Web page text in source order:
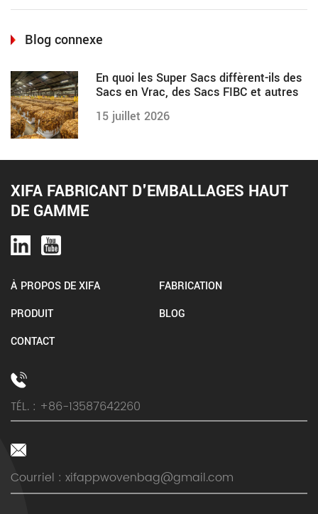
Blog connexe
En quoi les Super Sacs diffèrent-ils des
Sacs en Vrac, des Sacs FIBC et autres
15 juillet 2026
XIFA FABRICANT D'EMBALLAGES HAUT
DE GAMME
À PROPOS DE XIFA
FABRICATION
PRODUIT
BLOG
CONTACT
TÉL. : +86-13587642260
Courriel : xifappwovenbag@gmail.com